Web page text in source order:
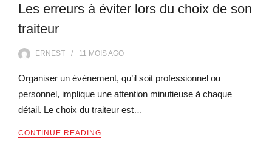
Les erreurs à éviter lors du choix de son
traiteur
ERNEST 11 MOISAGO
Organiser un événement, qu’il soit professionnel ou
personnel, implique une attention minutieuse à chaque
détail. Le choix du traiteur est…
CONTINUE READING